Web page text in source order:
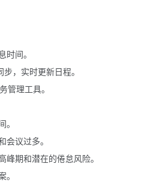
间。
，实时更新日程。
管理工具。
会议过多。
期和潜在的倦怠风险。